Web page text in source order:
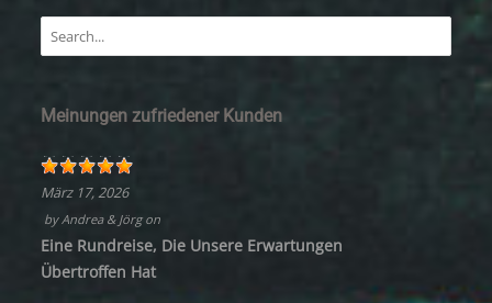
Meinungen zufriedener Kunden
März 17, 2026
by Andrea & Jörgon
Eine Rundreise, Die Unsere Erwartungen
Übertroffen Hat